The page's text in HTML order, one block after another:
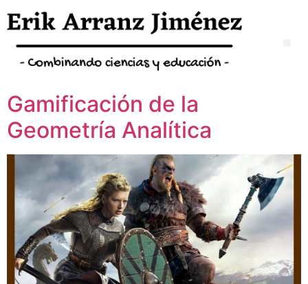
Gamificación de la
Geometría Analítica